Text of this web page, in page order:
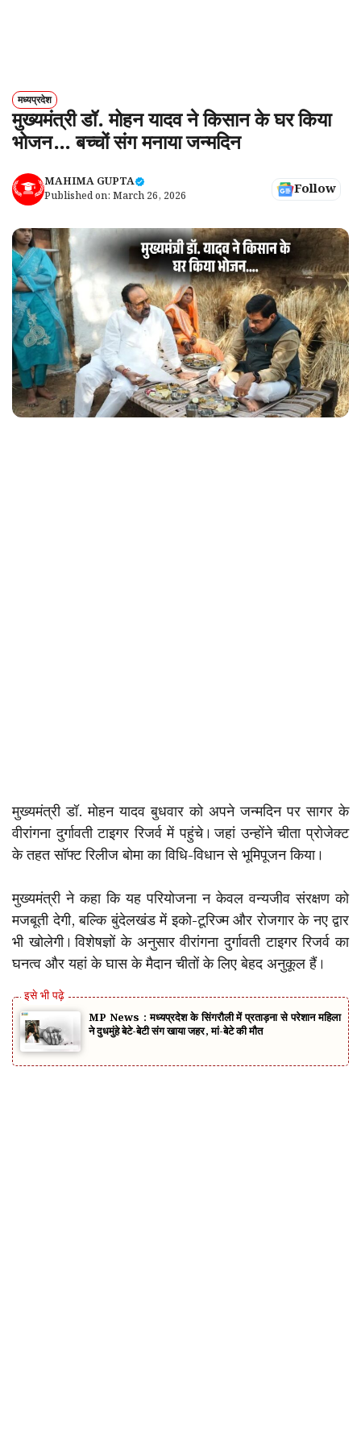
मध्यप्रदेश
मुख्यमंत्री डॉ. मोहन यादव ने किसान के घर किया
भोजन… बच्चों संग मनाया जन्मदिन
MAHIMA GUPTA
Published on: March 26, 2026 Follow
मुख्यमंत्री डॉ. मोहन यादव बुधवार को अपने जन्मदिन पर सागर के
वीरांगना दुर्गावती टाइगर रिजर्व में पहुंचे। जहां उन्होंने चीता प्रोजेक्ट
के तहत सॉफ्ट रिलीज बोमा का विधि-विधान से भूमिपूजन किया।
मुख्यमंत्री ने कहा कि यह परियोजना न केवल वन्यजीव संरक्षण को
मजबूती देगी, बल्कि बुंदेलखंड में इको-टूरिज्म और रोजगार के नए द्वार
भी खोलेगी। विशेषज्ञों के अनुसार वीरांगना दुर्गावती टाइगर रिजर्व का
घनत्व और यहां के घास के मैदान चीतों के लिए बेहद अनुकूल हैं।
MP News : मध्यप्रदेश के सिंगरौली में प्रताड़ना से परेशान महिला
ने दुधमुंहे बेटे-बेटी संग खाया जहर, मां-बेटे की मौत